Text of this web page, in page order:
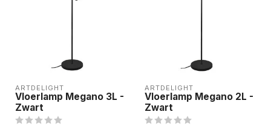
ARTDELIGHT
Vloerlamp Megano 3L -
Zwart
ARTDELIGHT
Vloerlamp Megano 2L -
Zwart